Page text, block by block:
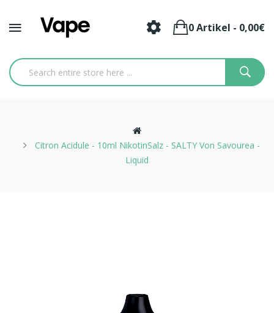
0 Artikel - 0,00€
Citron Acidule - 10ml NikotinSalz - SALTY Von Savourea -
Liquid